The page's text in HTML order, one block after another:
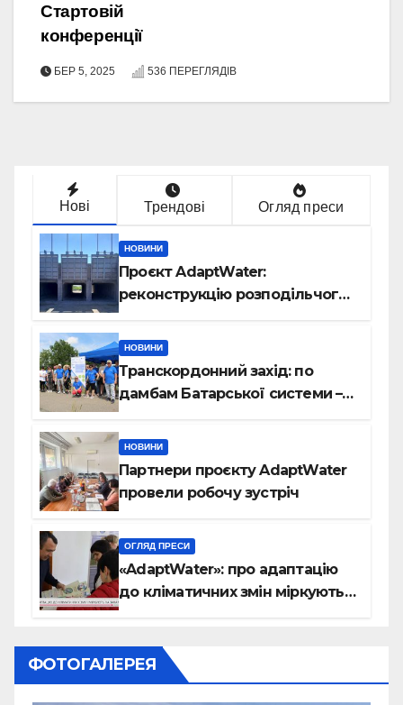
Стартовій
конференції
БЕР 5, 2025 536 ПЕРЕГЛЯДІВ
Нові Трендові Огляд преси
НОВИНИ
Проєкт AdaptWater:
реконструкцію розподільчого
НОВИНИ
Транскордонний захід: по
дамбам Батарської системи –
НОВИНИ
Партнери проєкту AdaptWater
провели робочу зустріч
ОГЛЯД ПРЕСИ
«AdaptWater»: про адаптацію
до кліматичних змін міркують
ФОТОГАЛЕРЕЯ